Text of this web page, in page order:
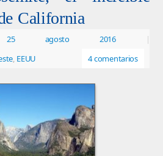
California
25 agosto 2016
|
EEUU 4 comentarios